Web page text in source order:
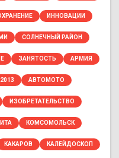
ИННОВАЦИИ
СОЛНЕЧНЫЙ РАЙОН
ЗАНЯТОСТЬ АРМИЯ
АВТОМОТО
ИЗОБРЕТАТЕЛЬСТВО
КОМСОМОЛЬСК
КАКАРОВ КАЛЕЙДОСКОП